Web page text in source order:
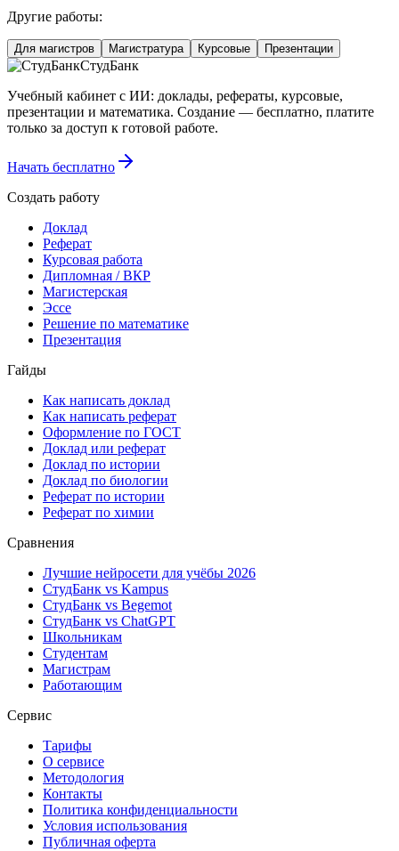
Другие работы:
Для магистров Магистратура Курсовые Презентации
СтудБанк
Учебный кабинет с ИИ: доклады, рефераты, курсовые,
презентации и математика. Создание — бесплатно, платите
только за доступ к готовой работе.
Начать бесплатно
Создать работу
Доклад
Реферат
Курсовая работа
Дипломная / ВКР
Магистерская
Эссе
Решение по математике
Презентация
Гайды
Как написать доклад
Как написать реферат
Оформление по ГОСТ
Доклад или реферат
Доклад по истории
Доклад по биологии
Реферат по истории
Реферат по химии
Сравнения
Лучшие нейросети для учёбы 2026
СтудБанк vs Kampus
СтудБанк vs Begemot
СтудБанк vs ChatGPT
Школьникам
Студентам
Магистрам
Работающим
Сервис
Тарифы
О сервисе
Методология
Контакты
Политика конфиденциальности
Условия использования
Публичная оферта